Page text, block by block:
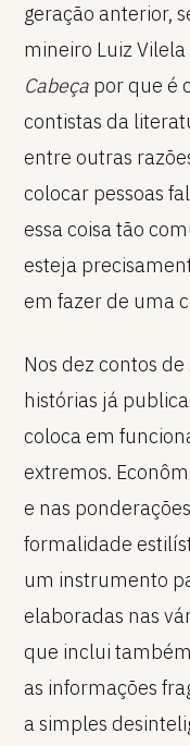
geração anterior,
mineiro Luiz
Cabeçapor que é
contistas da
entre outras
colocar pessoas
essa coisa tão
esteja
em fazer de uma
Nos dez contos de
histórias já
coloca em
extremos.
e nas
formalidade
um instrumento
elaboradas nas
que inclui
as informações
a simples